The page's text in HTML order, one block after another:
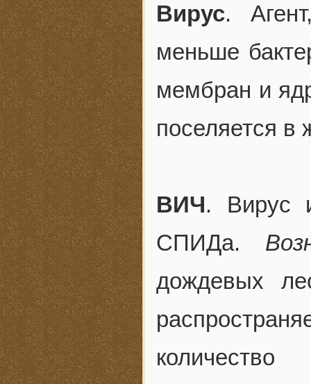
Вирус.
меньше
мембран и
поселяется в
ВИЧ. Вирус
СПИДа.
дождевых